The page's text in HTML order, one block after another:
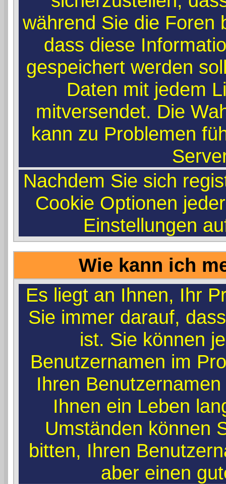
während Sie die Foren
dass diese
gespeichert werden
Daten mit jedem
mitversendet. Die
kann zu Problemen
Nachdem Sie sich
Cookie Optionen
Einstellungen
Wie kann ich
Es liegt an Ihnen, Ihr
Sie immer darauf,
ist. Sie können
Benutzernamen im
Ihren
Ihnen ein Leben
Umständen können
bitten, Ihren
aber einen